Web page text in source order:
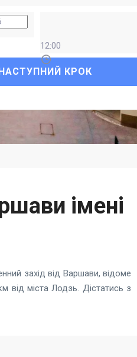
12:00
КРОК
імені
захід від Варшави, відоме
від міста Лодзь. Дістатись з